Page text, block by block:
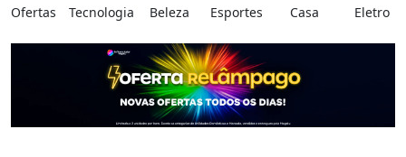
Ofertas Tecnologia Beleza Esportes Casa Eletro